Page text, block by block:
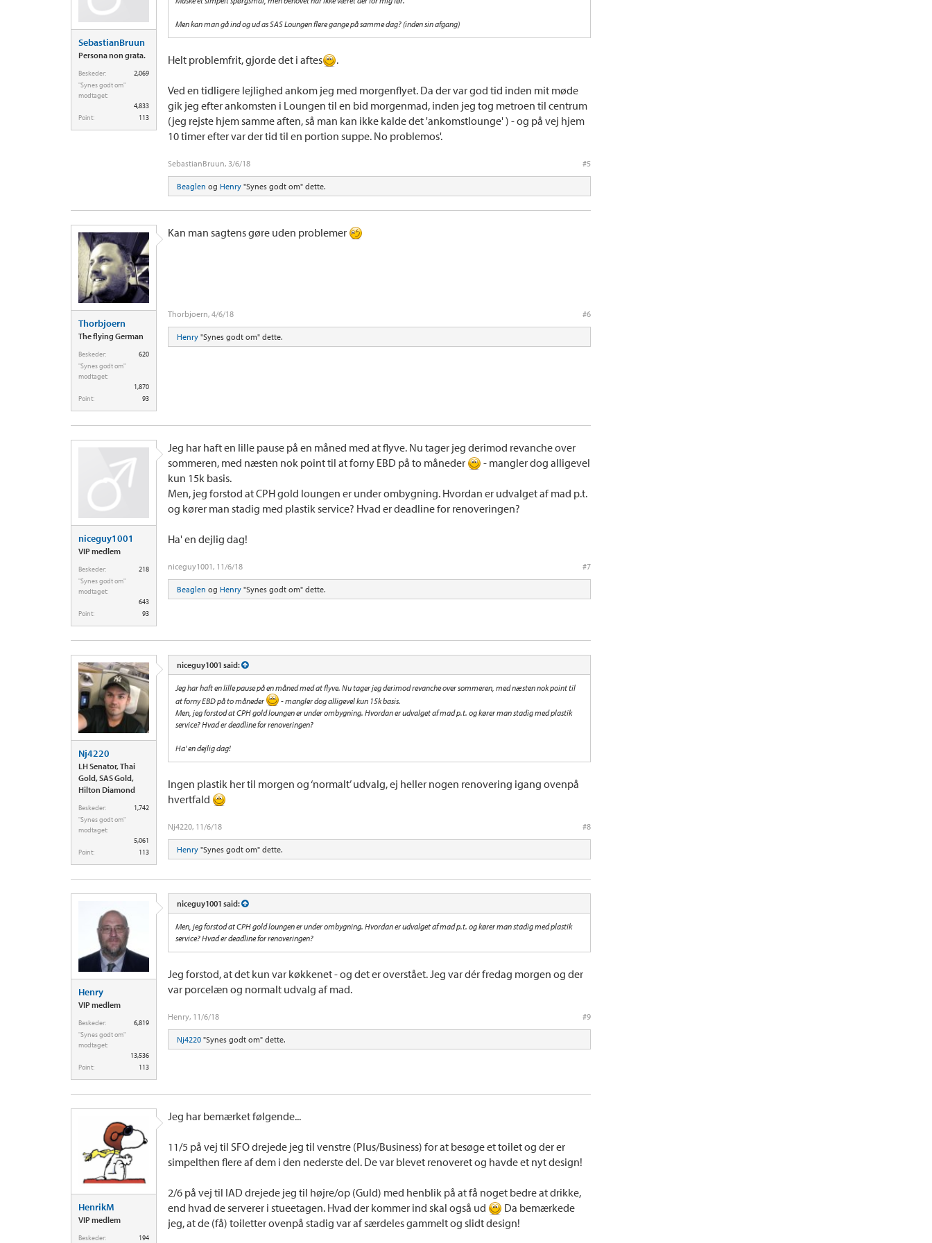
SebastianBruun
Persona non grata.
Beskeder:
2,069
"Synes godt om"
modtaget:
4,833
Point:
113
Men kan man gå ind og ud as SAS Loungen flere gange på samme dag? (inden sin afgang)
Helt problemfrit, gjorde det i aftes .
Ved en tidligere lejlighed ankom jeg med morgenflyet. Da der var god tid inden mit møde
gik jeg efter ankomsten i Loungen til en bid morgenmad, inden jeg tog metroen til centrum
(jeg rejste hjem samme aften, så man kan ikke kalde det 'ankomstlounge' ) - og på vej hjem
10 timer efter var der tid til en portion suppe. No problemos'.
SebastianBruun, 3/6/18 #5
Beaglen og Henry "Synes godt om" dette.
Thorbjoern
The flying German
Beskeder:
620
"Synes godt om"
modtaget:
1,870
Point:
93
Kan man sagtens gøre uden problemer
Thorbjoern, 4/6/18 #6
Henry "Synes godt om" dette.
niceguy1001
VIP medlem
Beskeder:
218
"Synes godt om"
modtaget:
643
Point:
93
Jeg har haft en lille pause på en måned med at flyve. Nu tager jeg derimod revanche over
sommeren, med næsten nok point til at forny EBD på to måneder
- mangler dog alligevel
kun 15k basis.
Men, jeg forstod at CPH gold loungen er under ombygning. Hvordan er udvalget af mad p.t.
og kører man stadig med plastik service? Hvad er deadline for renoveringen?
Ha' en dejlig dag!
niceguy1001, 11/6/18 #7
Beaglen og Henry "Synes godt om" dette.
Nj4220
LH Senator, Thai
Gold, SAS Gold,
Hilton Diamond
Beskeder:
1,742
"Synes godt om"
modtaget:
5,061
Point:
113
niceguy1001 said:
Jeg har haft en lille pause på en måned med at flyve. Nu tager jeg derimod revanche over sommeren, med næsten nok point til
at forny EBD på to måneder
- mangler dog alligevel kun 15k basis.
Men, jeg forstod at CPH gold loungen er under ombygning. Hvordan er udvalget af mad p.t. og kører man stadig med plastik
service? Hvad er deadline for renoveringen?
Ha' en dejlig dag!
Ingen plastik her til morgen og ‘normalt’ udvalg, ej heller nogen renovering igang ovenpå
hvertfald
Nj4220, 11/6/18 #8
Henry "Synes godt om" dette.
Henry
VIP medlem
Beskeder:
6,819
"Synes godt om"
modtaget:
13,536
Point:
113
niceguy1001 said:
Men, jeg forstod at CPH gold loungen er under ombygning. Hvordan er udvalget af mad p.t. og kører man stadig med plastik
service? Hvad er deadline for renoveringen?
Jeg forstod, at det kun var køkkenet - og det er overstået. Jeg var dér fredag morgen og der
var porcelæn og normalt udvalg af mad.
Henry, 11/6/18 #9
Nj4220 "Synes godt om" dette.
HenrikM
VIP medlem
Beskeder: 194
Jeg har bemærket følgende...
11/5 på vej til SFO drejede jeg til venstre (Plus/Business) for at besøge et toilet og der er
simpelthen flere af dem i den nederste del. De var blevet renoveret og havde et nyt design!
2/6 på vej til IAD drejede jeg til højre/op (Guld) med henblik på at få noget bedre at drikke,
end hvad de serverer i stueetagen. Hvad der kommer ind skal også ud
Da bemærkede
jeg, at de (få) toiletter ovenpå stadig var af særdeles gammelt og slidt design!